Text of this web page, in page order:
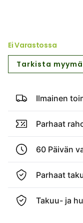
Ei Varastossa
Tarkista
Ilmainen
Parhaat
60 Päivän
Parhaat
Takuu- ja